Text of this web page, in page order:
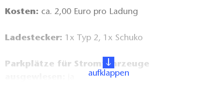
Kosten: ca. 2,00 Euro pro Ladung
Ladestecker: 1x Typ 2, 1x Schuko
Parkplätze für Stromfahrzeuge
aufklappen